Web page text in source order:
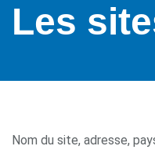
Les
Nom du site, adresse,